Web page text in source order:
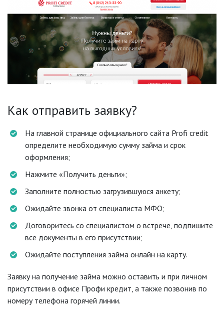
Как отправить заявку?
На главной странице официального сайта Profi credit
определите необходимую сумму займа и срок
оформления;
Нажмите «Получить деньги»;
Заполните полностью загрузившуюся анкету;
Ожидайте звонка от специалиста МФО;
Договоритесь со специалистом о встрече, подпишите
все документы в его присутствии;
Ожидайте поступления займа онлайн на карту.
Заявку на получение займа можно оставить и при личном
присутствии в офисе Профи кредит, а также позвонив по
номеру телефона горячей линии.